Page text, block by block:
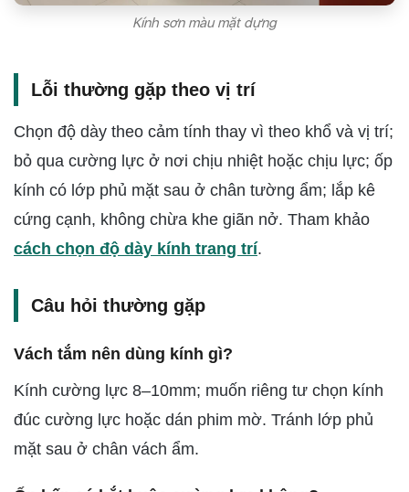
Kính sơn màu mặt dựng
Lỗi thường gặp theo vị trí
Chọn độ dày theo cảm tính thay vì theo khổ và vị trí;
bỏ qua cường lực ở nơi chịu nhiệt hoặc chịu lực; ốp
kính có lớp phủ mặt sau ở chân tường ẩm; lắp kê
cứng cạnh, không chừa khe giãn nở. Tham khảo
cách chọn độ dày kính trang trí.
Câu hỏi thường gặp
Vách tắm nên dùng kính gì?
Kính cường lực 8–10mm; muốn riêng tư chọn kính
đúc cường lực hoặc dán phim mờ. Tránh lớp phủ
mặt sau ở chân vách ẩm.